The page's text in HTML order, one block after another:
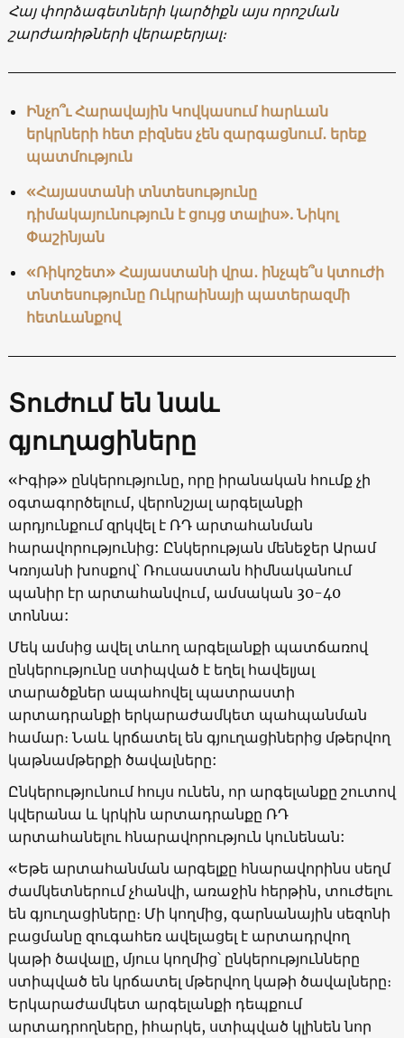
Հայ փորձագետների կարծիքն այս որոշման
շարժառիթների վերաբերյալ։
Ինչո՞ւ Հարավային Կովկասում հարևան
երկրների հետ բիզնես չեն զարգացնում․ երեք
պատմություն
«Հայաստանի տնտեսությունը
դիմակայունություն է ցույց տալիս». Նիկոլ
Փաշինյան
«Ռիկոշետ» Հայաստանի վրա․ ինչպե՞ս կտուժի
տնտեսությունը Ուկրաինայի պատերազմի
հետևանքով
Տուժում են նաև
գյուղացիները
«Իգիթ» ընկերությունը, որը իրանական հումք չի
օգտագործելում, վերոնշյալ արգելանքի
արդյունքում զրկվել է ՌԴ արտահանման
հարավորությունից: Ընկերության մենեջեր Արամ
Կռոյանի խոսքով՝ Ռուսաստան հիմնականում
պանիր էր արտահանվում, ամսական 30-40
տոննա:
Մեկ ամսից ավել տևող արգելանքի պատճառով
ընկերությունը ստիպված է եղել հավելյալ
տարածքներ ապահովել պատրաստի
արտադրանքի երկարաժամկետ պահպանման
համար։ Նաև կրճատել են գյուղացիներից մթերվող
կաթնամթերքի ծավալները:
Ընկերությունում հույս ունեն, որ արգելանքը շուտով
կվերանա և կրկին արտադրանքը ՌԴ
արտահանելու հնարավորություն կունենան:
«Եթե արտահանման արգելքը հնարավորինս սեղմ
ժամկետներում չհանվի, առաջին հերթին, տուժելու
են գյուղացիները։ Մի կողմից, գարնանային սեզոնի
բացմանը զուգահեռ ավելացել է արտադրվող
կաթի ծավալը, մյուս կողմից՝ ընկերությունները
ստիպված են կրճատել մթերվող կաթի ծավալները։
Երկարաժամկետ արգելանքի դեպքում
արտադրողները, իհարկե, ստիպված կլինեն նոր